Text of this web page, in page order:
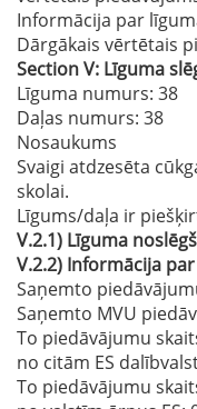
Informācija par
Dārgākais vērtētais
SectionV: Līguma
Līguma numurs: 38
Daļas numurs: 38
Nosaukums
Svaigi atdzesēta
skolai.
Līgums/daļa ir
V.2.1) Līguma
V.2.2) Informācija
Saņemto
Saņemto MVU
To piedāvājumu
no citām ES
To piedāvājumu